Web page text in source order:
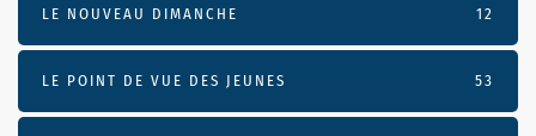
LE NOUVEAU DIMANCHE 12
LE POINT DE VUE DES JEUNES 53